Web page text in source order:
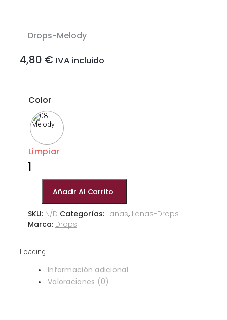
Drops-Melody
4,80 € IVA incluido
Color
Limpiar
Drops-
Añadir Al Carrito
SKU: N/D Categorías: Lanas, Lanas-Drops
Marca: Drops
Loading...
Información adicional
Valoraciones (0)